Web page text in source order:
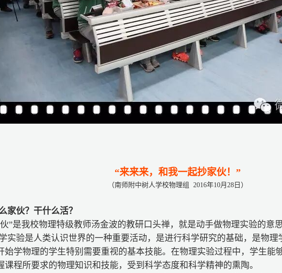
“来来来，和我一起抄家伙！”
（南师附中树人学校物理组 2016年10月28日）
家伙？干什么活？
”是我校物理特级教师汤金波的教研口头禅，就是动手做物理实验的意思
实验是人类认识世界的一种重要活动，是进行科学研究的基础，是物
始学物理的学生特别需要重视的基本技能。在物理实验过程中，学生能
课程所要求的物理知识和技能，受到科学态度和科学精神的熏陶。